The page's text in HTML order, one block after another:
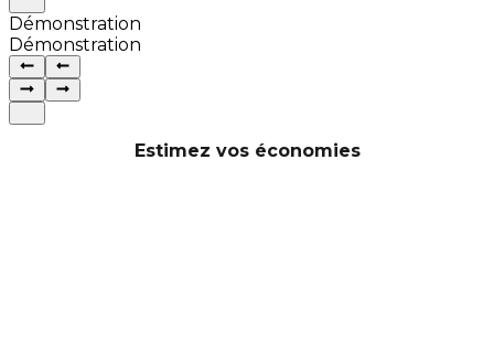
Démonstration
Démonstration
Estimez vos économies